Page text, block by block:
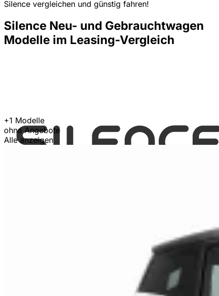
Silence vergleichen und günstig fahren!
Silence Neu- und Gebrauchtwagen
Modelle im Leasing-Vergleich
+1 Modelle
ohne Angebote
Alle anzeigen